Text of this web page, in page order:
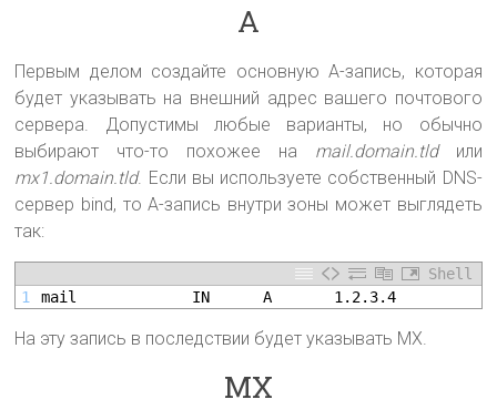
A
Первым делом создайте основную A-запись, которая
будет указывать на внешний адрес вашего почтового
сервера. Допустимы любые варианты, но обычно
выбирают что-то похожее на mail.domain.tldили
mx1.domain.tld. Если вы используете собственный DNS-
сервер bind, то A-запись внутри зоны может выглядеть
так:
Shell
1
mail             IN      A       1.2.3.4
На эту запись в последствии будет указывать MX.
MX